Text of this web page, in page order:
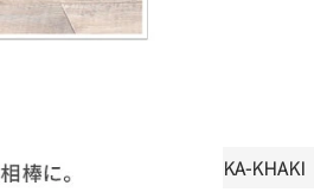
KA-KHAKI